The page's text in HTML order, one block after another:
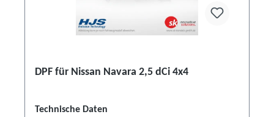
DPF für Nissan Navara 2,5 dCi 4x4
Technische Daten